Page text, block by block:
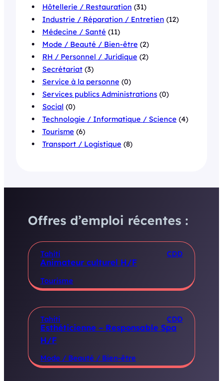
Hôtellerie / Restauration (31)
Industrie / Réparation / Entretien (12)
Médecine / Santé (11)
Mode / Beauté / Bien-être (2)
RH / Personnel / Juridique (2)
Secrétariat(3)
Service à la personne (0)
Services publics Administrations(0)
Social (0)
Technologie / Informatique / Science (4)
Tourisme (6)
Transport / Logistique (8)
Offres d’emploi récentes :
Tahiti CDD
Animateur culturel H/F
Tourisme
Tahiti CDD
Esthéticienne – Responsable Spa
H/F
Mode / Beauté / Bien-être